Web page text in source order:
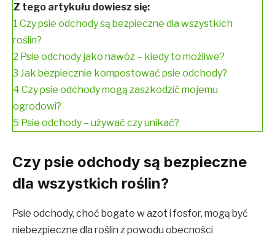
Z tego artykułu dowiesz się:
1 Czy psie odchody są bezpieczne dla wszystkich
roślin?
2 Psie odchody jako nawóz – kiedy to możliwe?
3 Jak bezpiecznie kompostować psie odchody?
4 Czy psie odchody mogą zaszkodzić mojemu
ogrodowi?
5 Psie odchody – używać czy unikać?
Czy psie odchody są bezpieczne
dla wszystkich roślin?
Psie odchody, choć bogate w azot i fosfor, mogą być
niebezpieczne dla roślin z powodu obecności